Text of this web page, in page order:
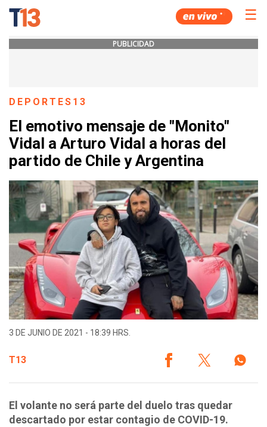
☰
PUBLICIDAD
DEPORTES13
El emotivo mensaje de "Monito"
Vidal a Arturo Vidal a horas del
partido de Chile y Argentina
3 DE JUNIO DE 2021 - 18:39 HRS.
T13
El volante no será parte del duelo tras quedar
descartado por estar contagio de COVID-19.